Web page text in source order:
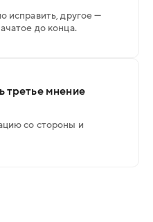
исправить, другое —
до конца.
третье мнение
со стороны и